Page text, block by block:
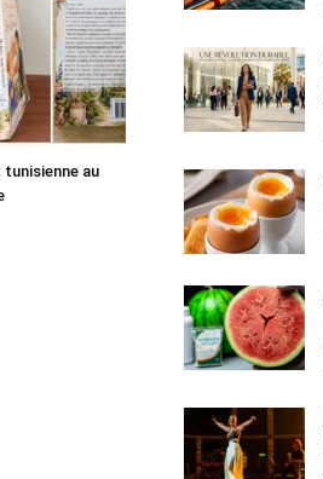
tunisienne au